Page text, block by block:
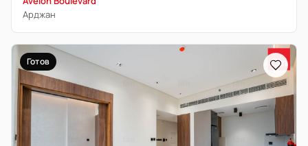
Арджан
Готов